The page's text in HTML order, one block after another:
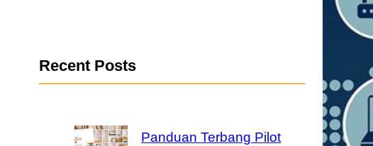
Recent Posts
Panduan Terbang Pilot